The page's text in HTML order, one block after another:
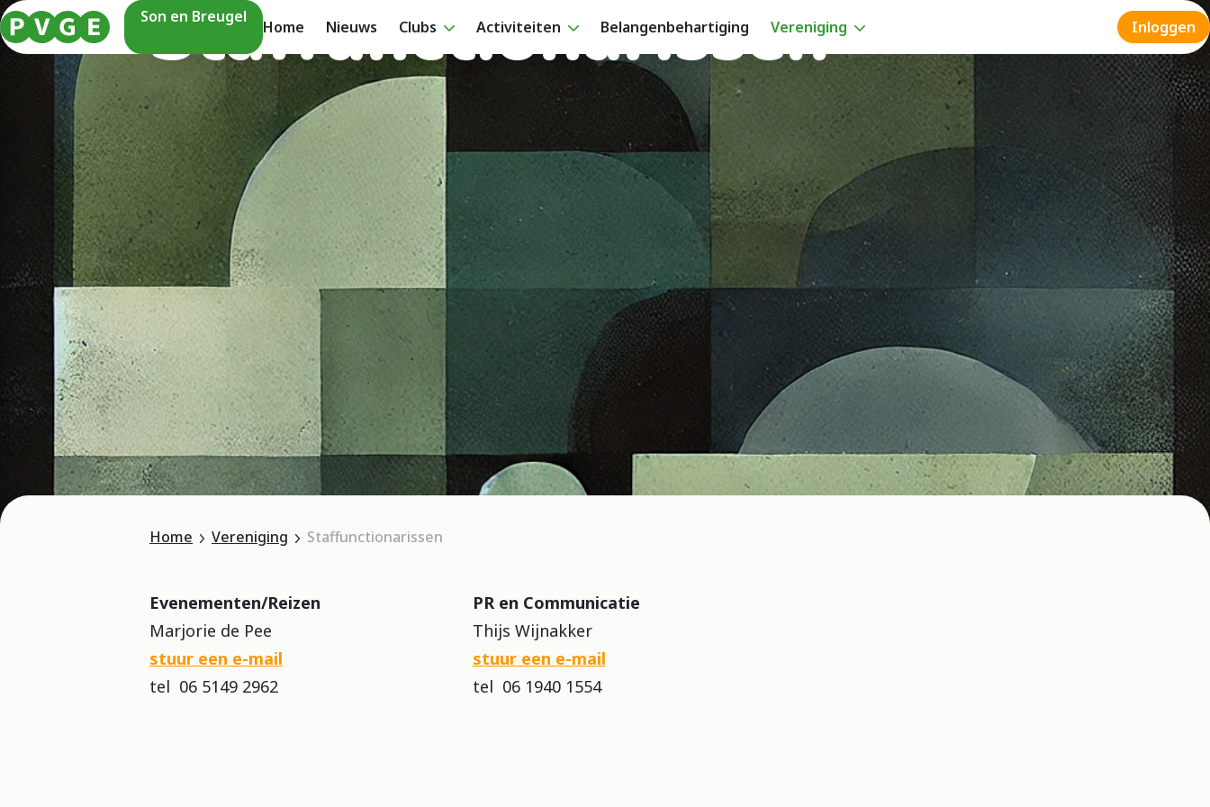
Son en Breugel
Home Nieuws Clubs Activiteiten Belangenbehartiging Vereniging Inloggen
Staffunctionarissen
Home Vereniging Staffunctionarissen
Evenementen/Reizen
Marjorie de Pee
stuur een e-mail
tel 06 5149 2962
PR en Communicatie
Thijs Wijnakker
stuur een e-mail
tel 06 1940 1554